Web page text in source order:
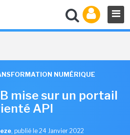
NUMÉRIQUE
mise sur un portail
API
, publié le 24 Janvier 2022